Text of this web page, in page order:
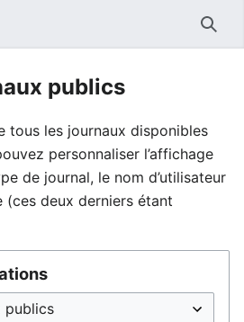
publics
tous les journaux disponibles
personnaliser l’affichage
de journal, le nom d’utilisateur
(ces deux derniers étant